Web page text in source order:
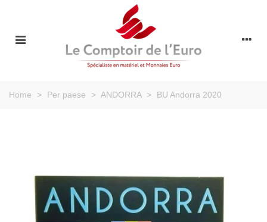
Home > Per paese > ANDORRA > BU Andorra 2020